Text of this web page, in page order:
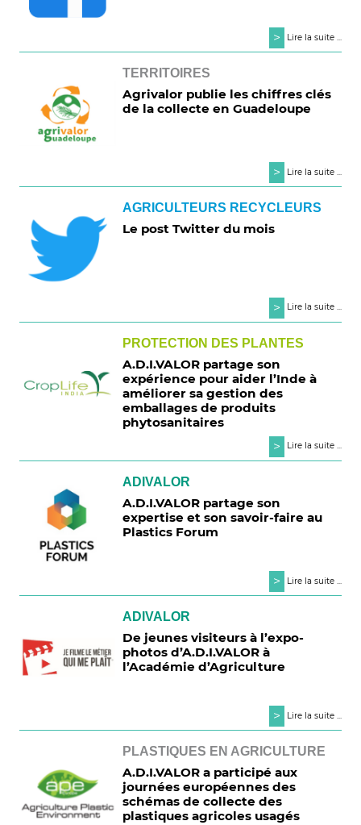
> Lire la suite ...
TERRITOIRES
Agrivalor publie les chiffres clés
de la collecte en Guadeloupe
> Lire la suite ...
AGRICULTEURS RECYCLEURS
Le post Twitter du mois
> Lire la suite ...
PROTECTION DES PLANTES
A.D.I.VALOR partage son
expérience pour aider l’Inde à
améliorer sa gestion des
emballages de produits
phytosanitaires
>
Lire la suite ...
ADIVALOR
A.D.I.VALOR partage son
expertise et son savoir-faire au
Plastics Forum
> Lire la suite ...
ADIVALOR
De jeunes visiteurs à l’expo-
photos d’A.D.I.VALOR à
l’Académie d’Agriculture
> Lire la suite ...
PLASTIQUES EN AGRICULTURE
A.D.I.VALOR a participé aux
journées européennes des
schémas de collecte des
plastiques agricoles usagés